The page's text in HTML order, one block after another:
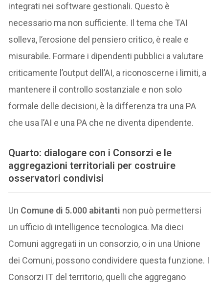
integrati nei software gestionali. Questo è
necessario ma non sufficiente. Il tema che TAI
solleva, l’erosione del pensiero critico, è reale e
misurabile. Formare i dipendenti pubblici a valutare
criticamente l’output dell’AI, a riconoscerne i limiti, a
mantenere il controllo sostanziale e non solo
formale delle decisioni, è la differenza tra una PA
che usa l’AI e una PA che ne diventa dipendente.
Quarto: dialogare con i Consorzi e le
aggregazioni territoriali per costruire
osservatori condivisi
Un Comune di 5.000 abitanti non può permettersi
un ufficio di intelligence tecnologica. Ma dieci
Comuni aggregati in un consorzio, o in una Unione
dei Comuni, possono condividere questa funzione. I
Consorzi IT del territorio, quelli che aggregano